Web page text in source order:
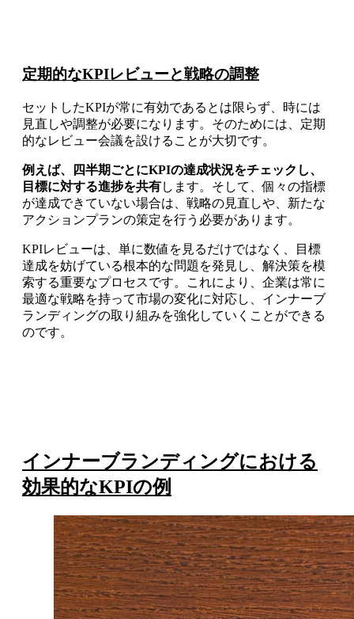
定期的なKPIレビューと戦略の調整
セットしたKPIが常に有効であるとは限らず、時には
見直しや調整が必要になります。そのためには、定期
的なレビュー会議を設けることが大切です。
例えば、四半期ごとにKPIの達成状況をチェックし、
目標に対する進捗を共有します。そして、個々の指標
が達成できていない場合は、戦略の見直しや、新たな
アクションプランの策定を行う必要があります。
KPIレビューは、単に数値を見るだけではなく、目標
達成を妨げている根本的な問題を発見し、解決策を模
索する重要なプロセスです。これにより、企業は常に
最適な戦略を持って市場の変化に対応し、インナーブ
ランディングの取り組みを強化していくことができる
のです。
インナーブランディングにおける
効果的なKPIの例